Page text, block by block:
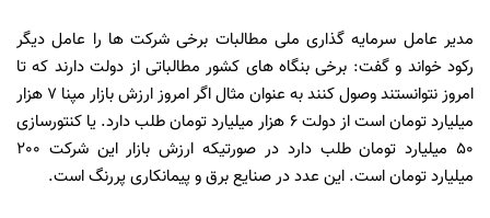
مدیر عامل سرمایه گذاری ملی مطالبات برخی شرکت ها را عامل دیگر
رکود خواند و گفت: برخی بنگاه های کشور مطالباتی از دولت دارند که تا
امروز نتوانستند وصول کنند به عنوان مثال اگر امروز ارزش بازار مپنا 7 هزار
میلیارد تومان است از دولت 6 هزار میلیارد تومان طلب دارد. یا کنتورسازی
50 میلیارد تومان طلب دارد در صورتیکه ارزش بازار این شرکت 200
میلیارد تومان است. این عدد در صنایع برق و پیمانکاری پررنگ است.